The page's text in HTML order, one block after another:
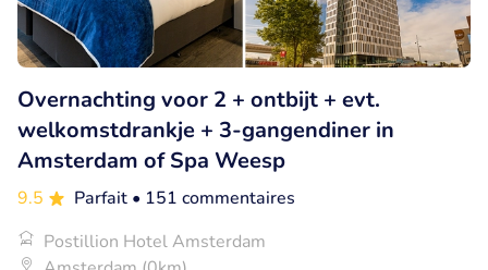
Overnachting voor 2 + ontbijt + evt.
welkomstdrankje + 3-gangendiner in
Amsterdam of Spa Weesp
9.5 Parfait • 151 commentaires
Postillion Hotel Amsterdam